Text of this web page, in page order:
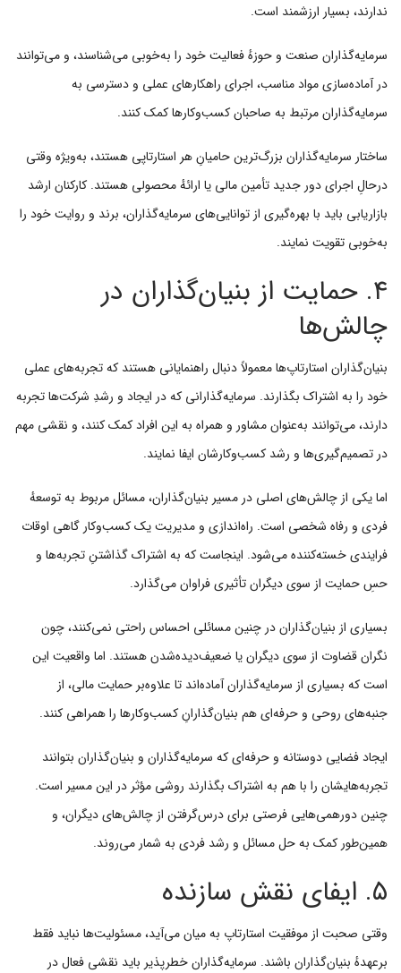
ندارند، بسیار ارزشمند است.
سرمایه‌گذاران صنعت و حوزهٔ فعالیت خود را به‌خوبی می‌شناسند، و می‌توانند
در آماده‌سازی مواد مناسب، اجرای راهکارهای عملی و دسترسی به
سرمایه‌گذاران مرتبط به صاحبان کسب‌وکارها کمک کنند.
ساختار سرمایه‌گذاران بزرگ‌ترین حامیانِ هر استارتاپی هستند، به‌ویژه وقتی
درحالِ اجرای دور جدید تأمین مالی یا ارائهٔ محصولی هستند. کارکنان ارشد
بازاریابی باید با بهره‌گیری از توانایی‌های سرمایه‌گذاران، برند و روایت خود را
به‌خوبی تقویت نمایند.
۴. حمایت از بنیان‌گذاران در
چالش‌ها
بنیان‌گذاران استارتاپ‌ها معمولاً دنبال راهنمایانی هستند که تجربه‌های عملی
خود را به اشتراک بگذارند. سرمایه‌گذارانی که در ایجاد و رشدِ شرکت‌ها تجربه
دارند، می‌توانند به‌عنوان مشاور و همراه به این افراد کمک کنند، و نقشی مهم
در تصمیم‌گیری‌ها و رشد کسب‌وکارشان ایفا نمایند.
اما یکی از چالش‌های اصلی در مسیر بنیان‌گذاران، مسائل مربوط به توسعهٔ
فردی و رفاه شخصی است. راه‌اندازی و مدیریت یک کسب‌وکار گاهی اوقات
فرایندی خسته‌کننده می‌شود. اینجاست که به اشتراک گذاشتنِ تجربه‌ها و
حسِ حمایت از سوی دیگران تأثیری فراوان می‌گذارد.
بسیاری از بنیان‌گذاران در چنین مسائلی احساس راحتی نمی‌کنند، چون
نگران قضاوت از سوی دیگران یا ضعیف‌دیده‌شدن هستند. اما واقعیت این
است که بسیاری از سرمایه‌گذاران آماده‌اند تا علاوه‌بر حمایت مالی، از
جنبه‌های روحی و حرفه‌ای هم بنیان‌گذارانِ کسب‌وکارها را همراهی کنند.
ایجاد فضایی دوستانه و حرفه‌ای که سرمایه‌گذاران و بنیان‌گذاران بتوانند
تجربه‌هایشان را با هم به اشتراک بگذارند روشی مؤثر در این مسیر است.
چنین دورهمی‌هایی فرصتی برای درس‌گرفتن از چالش‌های دیگران، و
همین‌طور کمک به حل مسائل و رشد فردی به شمار می‌روند.
۵. ایفای نقش سازنده
وقتی صحبت از موفقیت استارتاپ به میان می‌آید، مسئولیت‌ها نباید فقط
برعهدهٔ بنیان‌گذاران باشند. سرمایه‌گذاران خطرپذیر باید نقشی فعال در